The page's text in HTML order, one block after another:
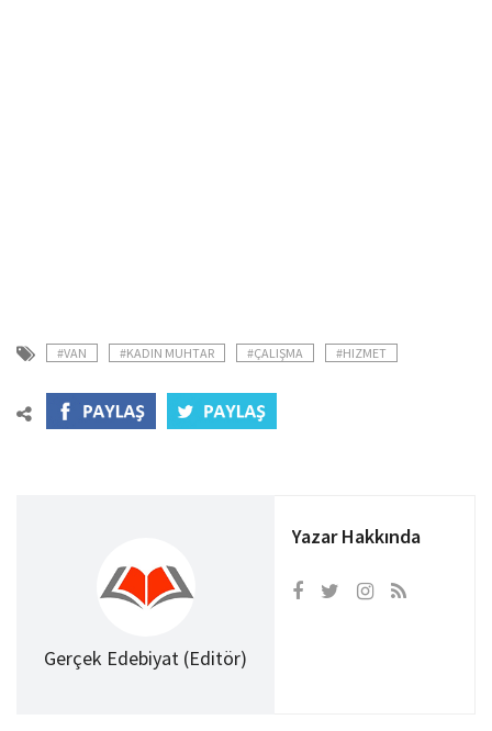
#VAN #KADIN MUHTAR #ÇALIŞMA #HIZMET
Gerçek Edebiyat (Editör)
Yazar Hakkında